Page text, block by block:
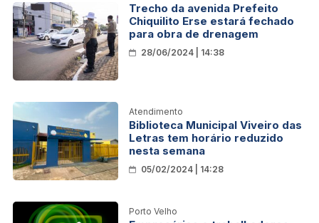
Trecho da avenida Prefeito
Chiquilito Erse estará fechado
para obra de drenagem
28/06/2024 | 14:38
Atendimento
Biblioteca Municipal Viveiro das
Letras tem horário reduzido
nesta semana
05/02/2024 | 14:28
Porto Velho